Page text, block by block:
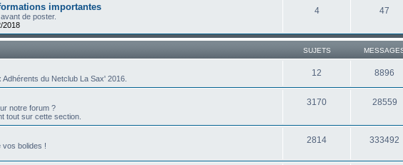
importantes
de poster.
2018
4 47
SUJETS
du Netclub La Sax' 2016.
12 8896
notre forum ?
tout sur cette section.
3170 28559
vos bolides !
2814 333492